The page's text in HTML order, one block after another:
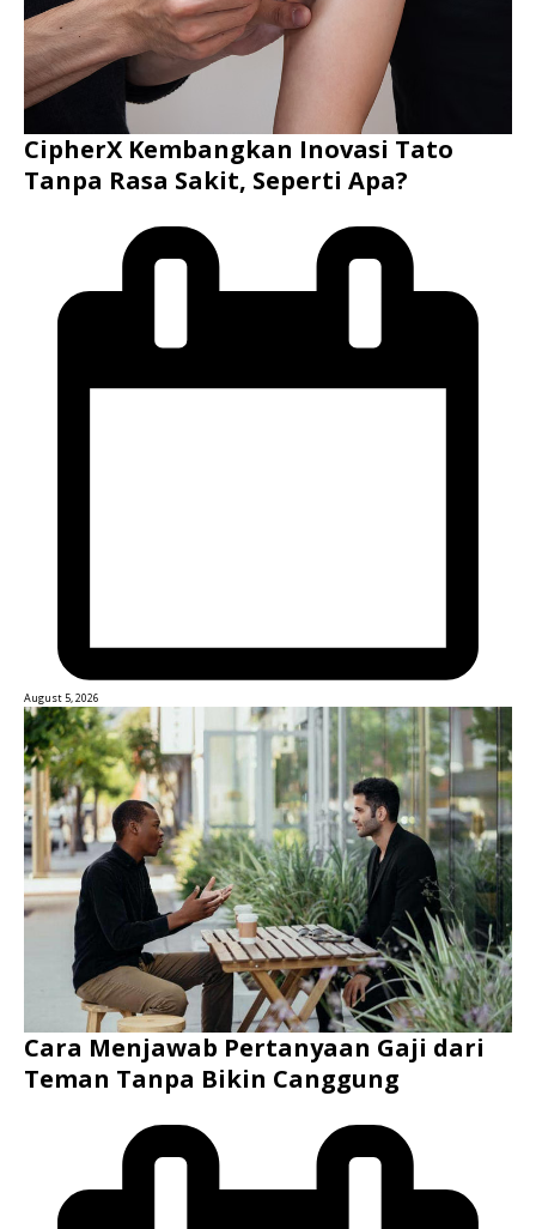
CipherX Kembangkan Inovasi Tato
Tanpa Rasa Sakit, Seperti Apa?
August 5, 2026
Cara Menjawab Pertanyaan Gaji dari
Teman Tanpa Bikin Canggung